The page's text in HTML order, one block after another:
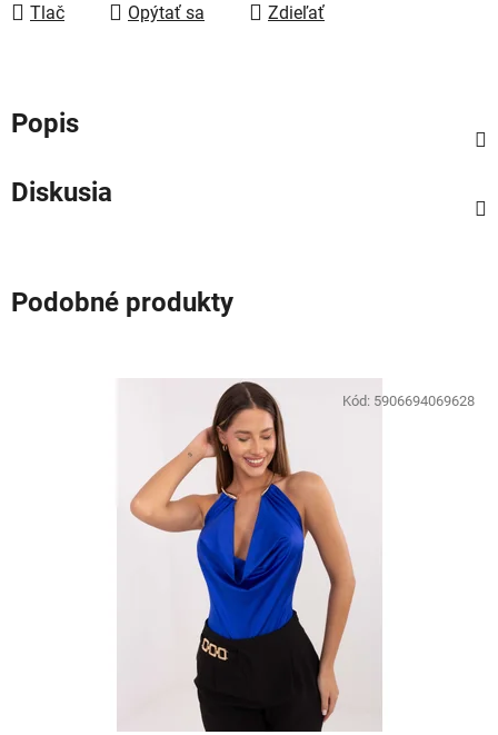
Tlač Opýtať sa Zdieľať
Popis
Diskusia
Podobné produkty
Kód: 5906694069628